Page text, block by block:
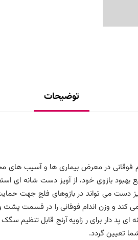
توضیحات
در معرض بیماری ها و آسیب های
بازوی خود، از آویز دست شانه ای
دست می تواند در بازوهای فلج جهت
کند و وزن اندام فوقانی را در قسمت
پد دار برای ر زاویه آرنج قابل تنظیم
تعیین گردد.